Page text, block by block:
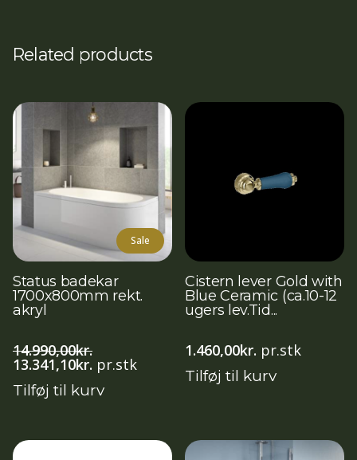
Related products
Sale
Status badekar
1700x800mm rekt.
akryl
14.990,00kr.
Den
oprindelige
pris
13.341,10kr. Den
aktuelle
pris
pr.stk
Tilføj til kurv
Cistern lever Gold with
Blue Ceramic (ca.10-12
ugers lev.Tid...
1.460,00kr. pr.stk
Tilføj til kurv